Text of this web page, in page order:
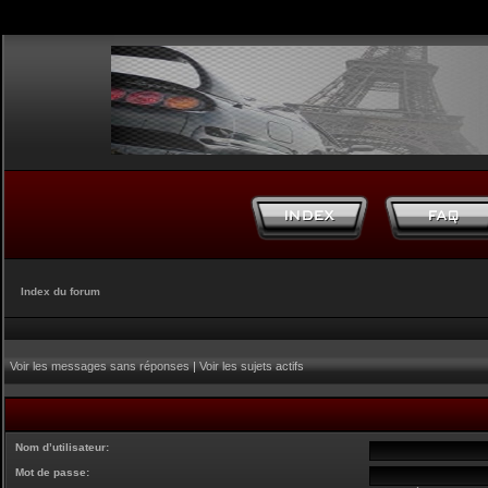
Index du forum
Voir les messages sans réponses|Voir les sujets actifs
Nom d’utilisateur:
Mot de passe: